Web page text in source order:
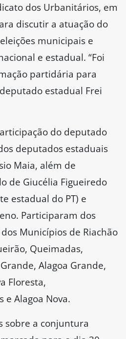
dos Urbanitários, em
discutir a atuação do
municipais e
e estadual. “Foi
partidária para
estadual Frei
do deputado
deputados estaduais
Maia, além de
de Giucélia Figueiredo
estadual do PT) e
Participaram dos
Municípios de Riachão
Queimadas,
Alagoa Grande,
Floresta,
e Alagoa Nova.
sobre a conjuntura